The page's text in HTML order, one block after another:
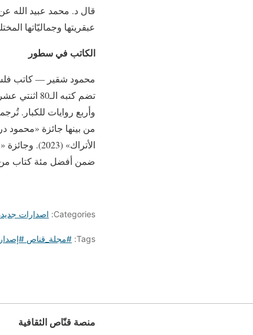
قال د. محمد عبيد الله
عبقريتها وجماليّاتها
الكاتب في سطور
تضم كتبه
وأربع روايات للكبار.
ضمن أفضل مئة كتاب من
Categories: اصدارات
Tags: #مجلة_قناص
منصة قنّاص الثقافية